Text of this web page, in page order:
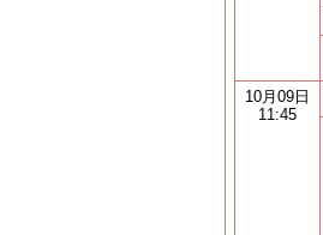
10月09日
11:45